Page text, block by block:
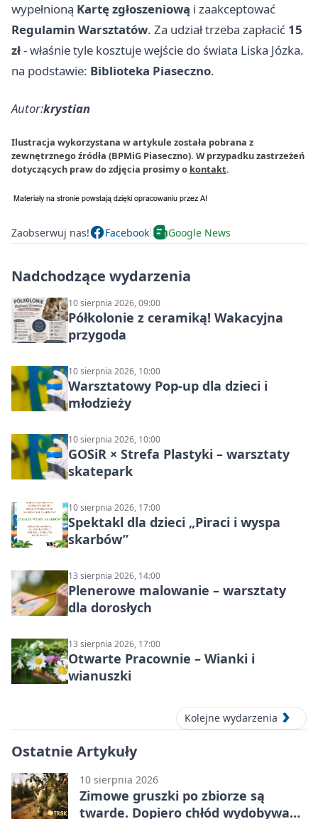
wypełnioną Kartę zgłoszeniową i zaakceptować
Regulamin Warsztatów. Za udział trzeba zapłacić 15
zł- właśnie tyle kosztuje wejście do świata Liska Józka.
na podstawie: Biblioteka Piaseczno.
Autor:krystian
Ilustracja wykorzystana w artykule została pobrana z
zewnętrznego źródła (BPMiG Piaseczno). W przypadku zastrzeżeń
dotyczących praw do zdjęcia prosimy o kontakt.
Zaobserwuj nas! Facebook Google News
Nadchodzące wydarzenia
10 sierpnia 2026, 09:00
Półkolonie z ceramiką! Wakacyjna
przygoda
10 sierpnia 2026, 10:00
Warsztatowy Pop-up dla dzieci i
młodzieży
10 sierpnia 2026, 10:00
GOSiR × Strefa Plastyki – warsztaty
skatepark
10 sierpnia 2026, 17:00
Spektakl dla dzieci „Piraci i wyspa
skarbów”
13 sierpnia 2026, 14:00
Plenerowe malowanie – warsztaty
dla dorosłych
13 sierpnia 2026, 17:00
Otwarte Pracownie – Wianki i
wianuszki
Kolejne wydarzenia
Ostatnie Artykuły
10 sierpnia 2026
Zimowe gruszki po zbiorze są
twarde. Dopiero chłód wydobywa